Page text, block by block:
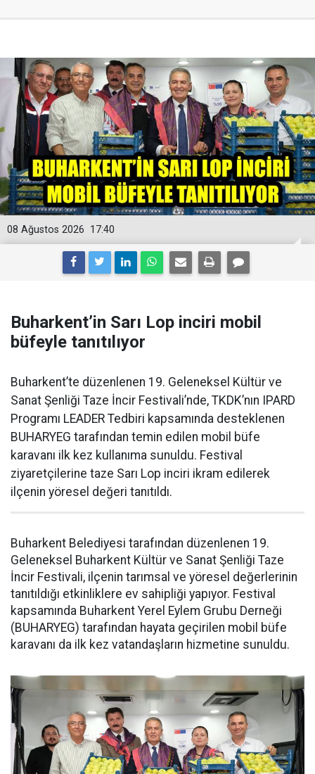
17:40
08 Ağustos 2026
Buharkent’in Sarı Lop inciri mobil
büfeyle tanıtılıyor
Buharkent’te düzenlenen 19. Geleneksel Kültür ve
Sanat Şenliği Taze İncir Festivali’nde, TKDK’nın IPARD
Programı LEADER Tedbiri kapsamında desteklenen
BUHARYEG tarafından temin edilen mobil büfe
karavanı ilk kez kullanıma sunuldu. Festival
ziyaretçilerine taze Sarı Lop inciri ikram edilerek
ilçenin yöresel değeri tanıtıldı.
Buharkent Belediyesi tarafından düzenlenen 19.
Geleneksel Buharkent Kültür ve Sanat Şenliği Taze
İncir Festivali, ilçenin tarımsal ve yöresel değerlerinin
tanıtıldığı etkinliklere ev sahipliği yapıyor. Festival
kapsamında Buharkent Yerel Eylem Grubu Derneği
(BUHARYEG) tarafından hayata geçirilen mobil büfe
karavanı da ilk kez vatandaşların hizmetine sunuldu.